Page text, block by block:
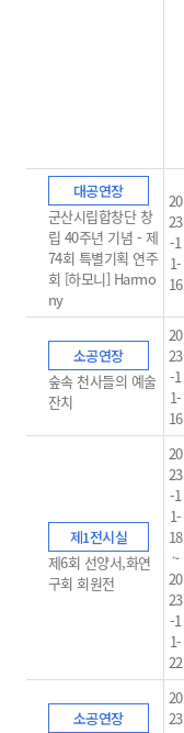
대공연장
군산시립합창단 창
립 40주년 기념 - 제
74회 특별기획 연주
회 [하모니] Harmo
ny
20
23
-1
1-
16
소공연장
숲속 천사들의 예술
잔치
20
23
-1
1-
16
제1전시실
제6회 선양서,화연
구회 회원전
20
23
-1
1-
18
~
20
23
-1
1-
22
소공연장
20
23